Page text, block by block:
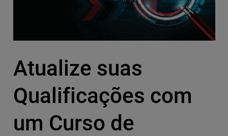
Atualize suas
Qualificações com
um Curso de